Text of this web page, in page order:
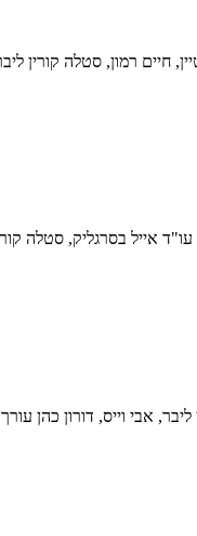
חיים רמון, סטלה קורין
אייל בסרגליק, סטלה
אבי וייס, דורון כהן